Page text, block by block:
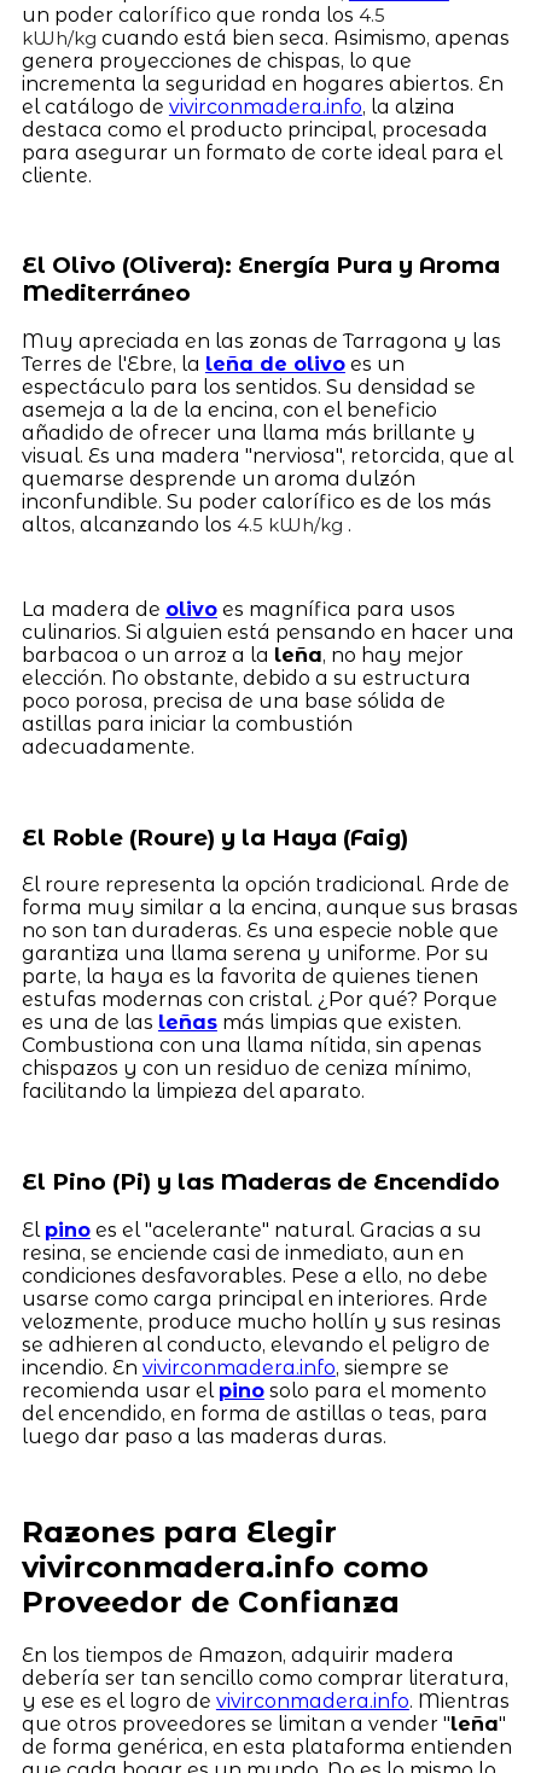
un poder calorífico que ronda los 4.5
kWh/kg cuando está bien seca. Asimismo, apenas
genera proyecciones de chispas, lo que
incrementa la seguridad en hogares abiertos. En
el catálogo de vivirconmadera.info, la alzina
destaca como el producto principal, procesada
para asegurar un formato de corte ideal para el
cliente.
El Olivo (Olivera): Energía Pura y Aroma
Mediterráneo
Muy apreciada en las zonas de Tarragona y las
Terres de l'Ebre, la leña de olivoes un
espectáculo para los sentidos. Su densidad se
asemeja a la de la encina, con el beneficio
añadido de ofrecer una llama más brillante y
visual. Es una madera "nerviosa", retorcida, que al
quemarse desprende un aroma dulzón
inconfundible. Su poder calorífico es de los más
altos, alcanzando los 4.5 kWh/kg .
La madera de olivoes magnífica para usos
culinarios. Si alguien está pensando en hacer una
barbacoa o un arroz a la leña, no hay mejor
elección. No obstante, debido a su estructura
poco porosa, precisa de una base sólida de
astillas para iniciar la combustión
adecuadamente.
El Roble (Roure) y la Haya (Faig)
El roure representa la opción tradicional. Arde de
forma muy similar a la encina, aunque sus brasas
no son tan duraderas. Es una especie noble que
garantiza una llama serena y uniforme. Por su
parte, la haya es la favorita de quienes tienen
estufas modernas con cristal. ¿Por qué? Porque
es una de las leñasmás limpias que existen.
Combustiona con una llama nítida, sin apenas
chispazos y con un residuo de ceniza mínimo,
facilitando la limpieza del aparato.
El Pino (Pi) y las Maderas de Encendido
El pinoes el "acelerante" natural. Gracias a su
resina, se enciende casi de inmediato, aun en
condiciones desfavorables. Pese a ello, no debe
usarse como carga principal en interiores. Arde
velozmente, produce mucho hollín y sus resinas
se adhieren al conducto, elevando el peligro de
incendio. En vivirconmadera.info, siempre se
recomienda usar el pinosolo para el momento
del encendido, en forma de astillas o teas, para
luego dar paso a las maderas duras.
Razones para Elegir
vivirconmadera.info como
Proveedor de Confianza
En los tiempos de Amazon, adquirir madera
debería ser tan sencillo como comprar literatura,
y ese es el logro de vivirconmadera.info. Mientras
que otros proveedores se limitan a vender "leña"
de forma genérica, en esta plataforma entienden